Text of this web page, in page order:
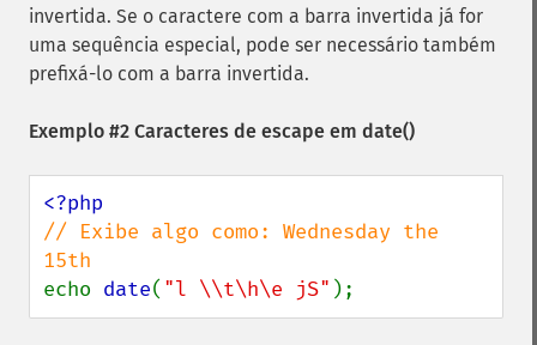
invertida. Se o caractere com a barra invertida já for
uma sequência especial, pode ser necessário também
prefixá-lo com a barra invertida.
Exemplo #2 Caracteres de escape em date()
// Exibe algo como: Wednesday the
echo date( "l \\t\h\e jS" );